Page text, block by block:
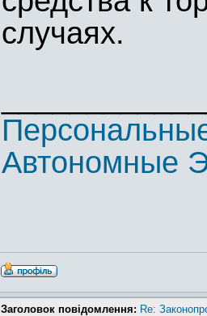
случаях.
Автономные
Заголовок повідомлення: Re: